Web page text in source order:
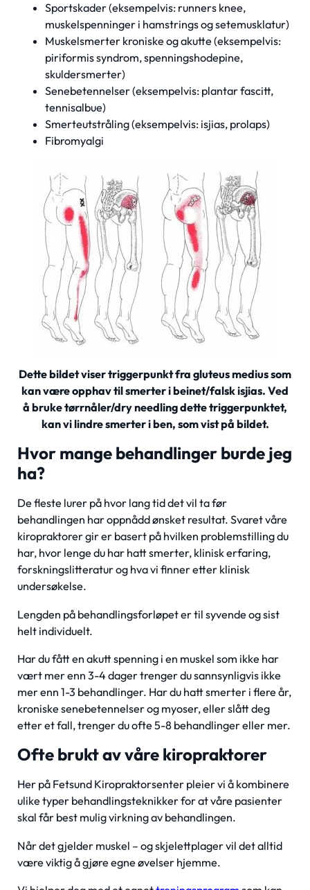
Sportskader (eksempelvis: runners knee,
muskelspenninger i hamstrings og setemusklatur)
Muskelsmerter kroniske og akutte (eksempelvis:
piriformis syndrom, spenningshodepine,
skuldersmerter)
Senebetennelser (eksempelvis: plantar fascitt,
tennisalbue)
Smerteutstråling (eksempelvis: isjias, prolaps)
Fibromyalgi
Dette bildet viser triggerpunkt fra gluteus medius som
kan være opphav til smerter i beinet/falsk isjias. Ved
å bruke tørrnåler/dry needling dette triggerpunktet,
kan vi lindre smerter i ben, som vist på bildet.
Hvor mange behandlinger burde jeg
ha?
De fleste lurer på hvor lang tid det vil ta før
behandlingen har oppnådd ønsket resultat. Svaret våre
kiropraktorer gir er basert på hvilken problemstilling du
har, hvor lenge du har hatt smerter, klinisk erfaring,
forskningslitteratur og hva vi finner etter klinisk
undersøkelse.
Lengden på behandlingsforløpet er til syvende og sist
helt individuelt.
Har du fått en akutt spenning i en muskel som ikke har
vært mer enn 3-4 dager trenger du sannsynligvis ikke
mer enn 1-3 behandlinger. Har du hatt smerter i flere år,
kroniske senebetennelser og myoser, eller slått deg
etter et fall, trenger du ofte 5-8 behandlinger eller mer.
Ofte brukt av våre kiropraktorer
Her på Fetsund Kiropraktorsenter pleier vi å kombinere
ulike typer behandlingsteknikker for at våre pasienter
skal får best mulig virkning av behandlingen.
Når det gjelder muskel – og skjelettplager vil det alltid
være viktig å gjøre egne øvelser hjemme.